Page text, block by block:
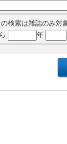
検索は雑誌のみ対
年